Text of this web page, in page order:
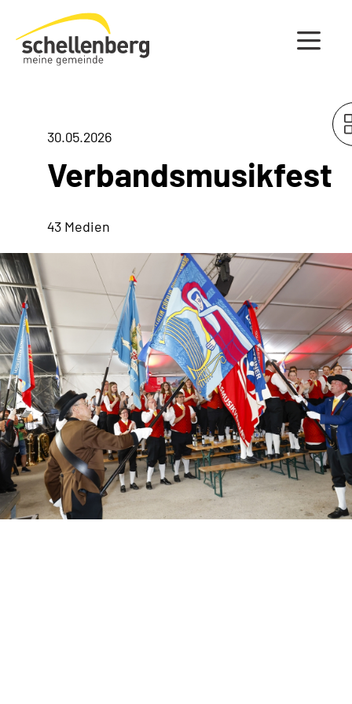
Gemeinde Schellenberg Startseite
30.05.2026
Verbandsmusikfest
43 Medien